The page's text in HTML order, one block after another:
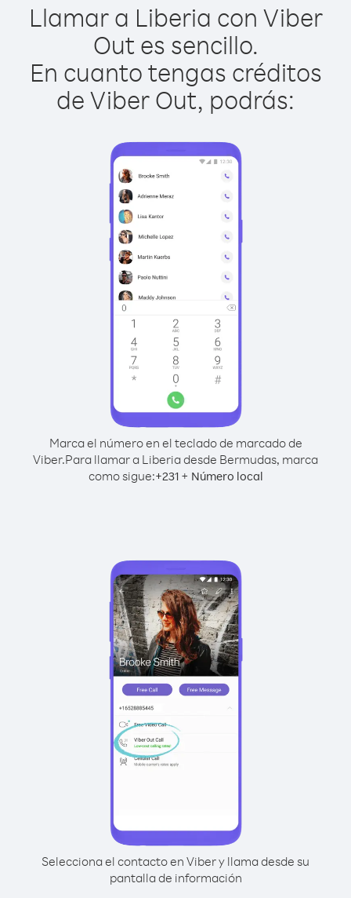
Llamar a Liberia con Viber
Out es sencillo.
En cuanto tengas créditos
de Viber Out, podrás:
Marca el número en el teclado de marcado de
Viber.Para llamar a Liberia desde Bermudas, marca
como sigue:+231+ Número local
Selecciona el contacto en Viber y llama desde su
pantalla de información